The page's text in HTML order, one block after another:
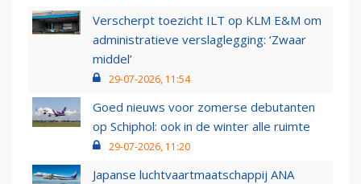
Verscherpt toezicht ILT op KLM E&M om
administratieve verslaglegging: ‘Zwaar
middel’
29-07-2026, 11:54
Goed nieuws voor zomerse debutanten
op Schiphol: ook in de winter alle ruimte
29-07-2026, 11:20
Japanse luchtvaartmaatschappij ANA